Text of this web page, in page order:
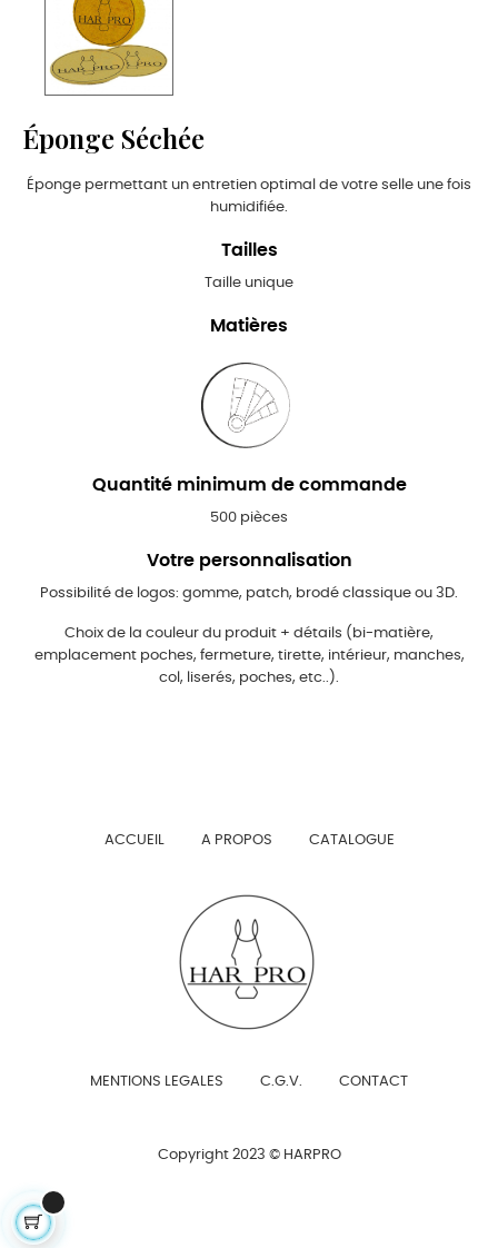
Éponge Séchée
Éponge permettant un entretien optimal de votre selle une fois
humidifiée.
Tailles
Taille unique
Matières
Quantité minimum de commande
500 pièces
Votre personnalisation
Possibilité de logos: gomme, patch, brodé classique ou 3D.
Choix de la couleur du produit + détails (bi-matière,
emplacement poches, fermeture, tirette, intérieur, manches,
col, liserés, poches, etc..).
ACCUEIL A PROPOS CATALOGUE
MENTIONS LEGALES C.G.V. CONTACT
Copyright 2023 © HARPRO